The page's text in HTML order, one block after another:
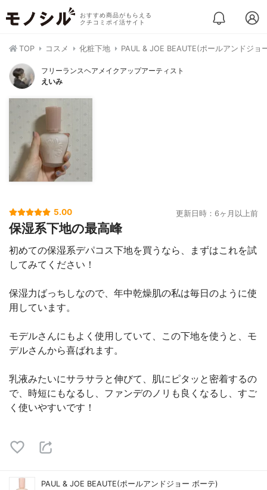
おすすめ商品がもらえる
クチコミポイ活サイト
TOP コスメ 化粧下地 PAUL & JOE BEAUTE(ポールアンドジ
フリーランスヘアメイクアップアーティスト
えいみ
5.00 更新日時：6ヶ月以上前
保湿系下地の最高峰
初めての保湿系デパコス下地を買うなら、まずはこれを試
してみてください！
保湿力ばっちしなので、年中乾燥肌の私は毎日のように使
用しています。
モデルさんにもよく使用していて、この下地を使うと、モ
デルさんから喜ばれます。
乳液みたいにサラサラと伸びて、肌にピタッと密着するの
で、時短にもなるし、ファンデのノリも良くなるし、すご
く使いやすいです！
PAUL & JOE BEAUTE(ポールアンドジョー ボーテ)